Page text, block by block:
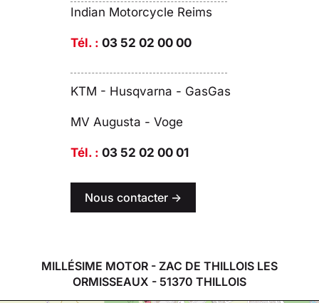
Indian Motorcycle Reims
Tél. : 03 52 02 00 00
KTM - Husqvarna - GasGas
MV Augusta - Voge
Tél. : 03 52 02 00 01
Nous contacter ->
MILLÉSIME MOTOR - ZAC DE THILLOIS LES
ORMISSEAUX - 51370 THILLOIS